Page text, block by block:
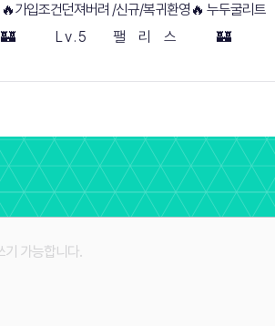
🔥가입조건던져버려 /신규/복귀환영🔥 누두굴리트
🏰 L v . 5 팰 리 스 🏰